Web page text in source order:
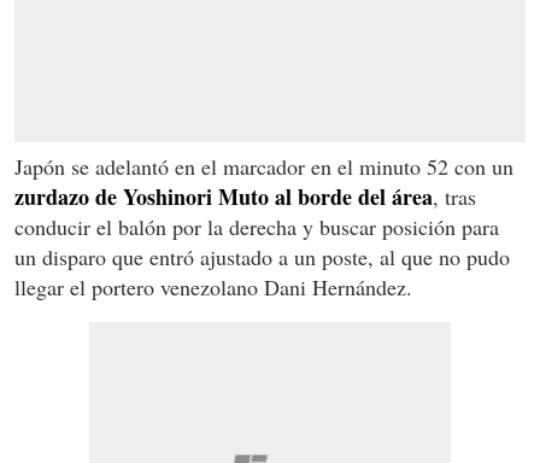
Japón se adelantó en el marcador en el minuto 52 con un
zurdazo de Yoshinori Muto al borde del área, tras
conducir el balón por la derecha y buscar posición para
un disparo que entró ajustado a un poste, al que no pudo
llegar el portero venezolano Dani Hernández.